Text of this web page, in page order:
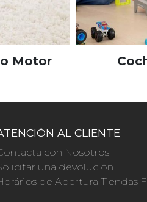
Motor
AL CLIENTE
con Nosotros
una devolución
de Apertura Tiendas